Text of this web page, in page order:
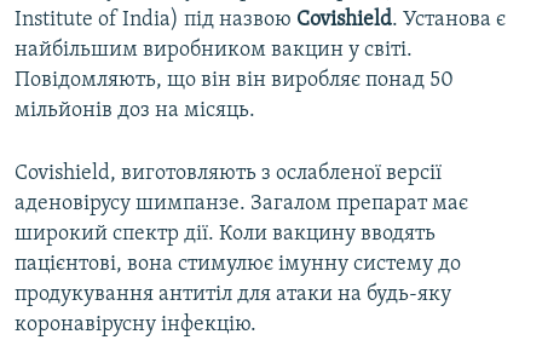
Institute of India) під назвою Covishield. Установа є
найбільшим виробником вакцин у світі.
Повідомляють, що він він виробляє понад 50
мільйонів доз на місяць.
Covishield, виготовляють з ослабленої версії
аденовірусу шимпанзе. Загалом препарат має
широкий спектр дії. Коли вакцину вводять
пацієнтові, вона стимулює імунну систему до
продукування антитіл для атаки на будь-яку
коронавірусну інфекцію.